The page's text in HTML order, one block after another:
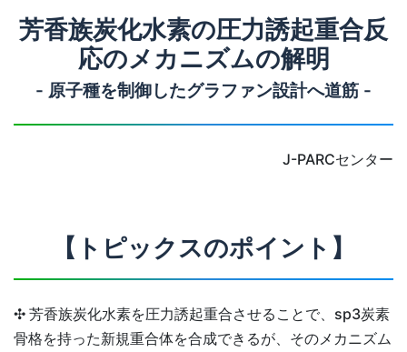
芳香族炭化水素の圧力誘起重合反
応のメカニズムの解明
- 原子種を制御したグラファン設計へ道筋 -
J-PARCセンター
【トピックスのポイント】
✣ 芳香族炭化水素を圧力誘起重合させることで、sp3炭素
骨格を持った新規重合体を合成できるが、そのメカニズム